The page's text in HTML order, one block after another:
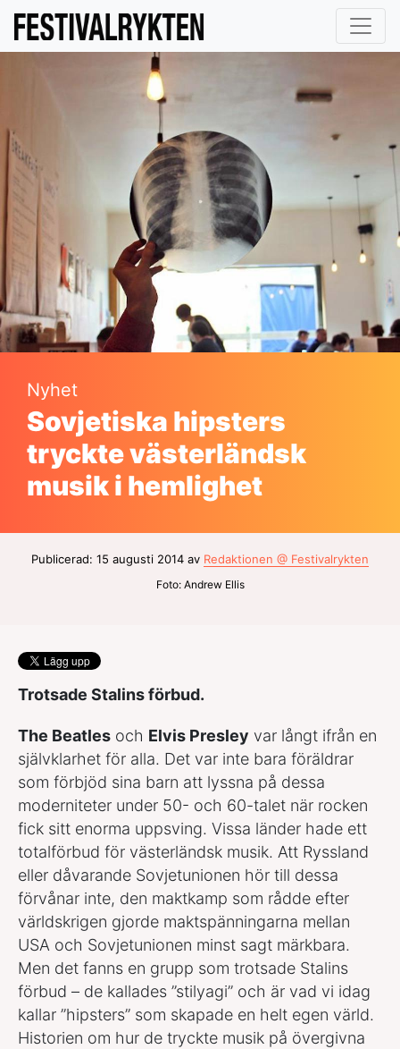
Nyhet
Sovjetiska hipsters
tryckte västerländsk
musik i hemlighet
Publicerad: 15 augusti 2014 av Redaktionen @ Festivalrykten
Foto: Andrew Ellis
Trotsade Stalins förbud.
The Beatles och Elvis Presley var långt ifrån en
självklarhet för alla. Det var inte bara föräldrar
som förbjöd sina barn att lyssna på dessa
moderniteter under 50- och 60-talet när rocken
fick sitt enorma uppsving. Vissa länder hade ett
totalförbud för västerländsk musik. Att Ryssland
eller dåvarande Sovjetunionen hör till dessa
förvånar inte, den maktkamp som rådde efter
världskrigen gjorde maktspänningarna mellan
USA och Sovjetunionen minst sagt märkbara.
Men det fanns en grupp som trotsade Stalins
förbud – de kallades ”stilyagi” och är vad vi idag
kallar ”hipsters” som skapade en helt egen värld.
Historien om hur de tryckte musik på övergivna